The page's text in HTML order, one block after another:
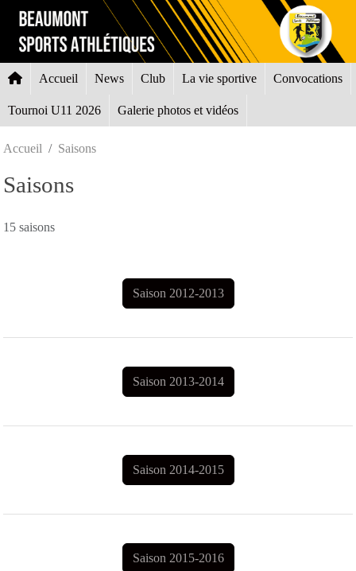
Accueil News Club La vie sportive Convocations
Tournoi U11 2026 Galerie photos et vidéos
Accueil Saisons
Saisons
15 saisons
Saison 2012-2013
Saison 2013-2014
Saison 2014-2015
Saison 2015-2016
Panneau de gestion des cookies